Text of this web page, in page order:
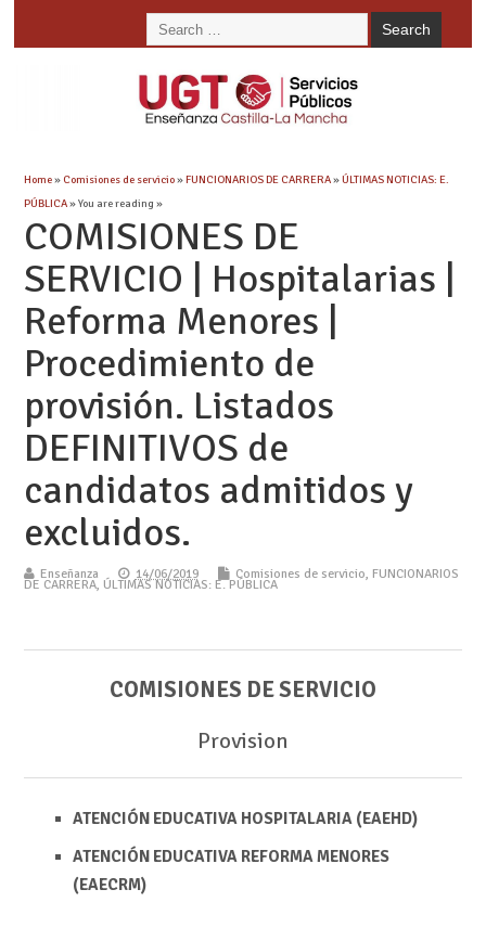
Home» Comisiones de servicio»FUNCIONARIOS DE CARRERA»ÚLTIMAS NOTICIAS: E.
PÚBLICA» You are reading »
COMISIONES DE
SERVICIO | Hospitalarias |
Reforma Menores |
Procedimiento de
provisión. Listados
DEFINITIVOS de
candidatos admitidos y
excluidos.
Enseñanza 14/06/2019 Comisiones de servicio, FUNCIONARIOS
DE CARRERA, ÚLTIMAS NOTICIAS: E. PÚBLICA
COMISIONES DE SERVICIO
Provision
ATENCIÓN EDUCATIVA HOSPITALARIA (EAEHD)
ATENCIÓN EDUCATIVA REFORMA MENORES
(EAECRM)